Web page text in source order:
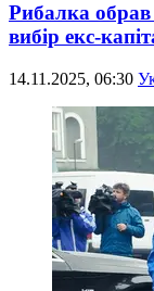
Рибалка обрав
вибір екс-
14.11.2025, 06:30